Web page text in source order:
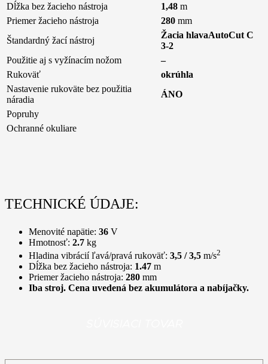
Dĺžka bez žacieho nástroja 1,48 m
Priemer žacieho nástroja
280 mm
Štandardný žací nástroj
Žacia hlavaAutoCut C
3-2
Použitie aj s vyžínacím nožom
–
Rukoväť
okrúhla
Nastavenie rukoväte bez použitia
náradia
ÁNO
Popruhy
Ochranné okuliare
TECHNICKÉ ÚDAJE:
Menovité napätie: 36 V
Hmotnosť: 2.7 kg
Hladina vibrácií ľavá/pravá rukoväť: 3,5 / 3,5 m/s2
Dĺžka bez žacieho nástroja: 1.47 m
Priemer žacieho nástroja: 280 mm
Iba stroj. Cena uvedená bez akumulátora a nabíjačky.